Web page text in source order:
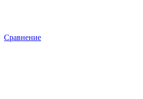
Сравнение